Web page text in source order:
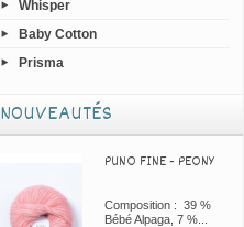
Whisper
Baby Cotton
Prisma
NOUVEAUTÉS
PUNO FINE - PEONY
Composition : 39 %
Bébé Alpaga, 7 %...